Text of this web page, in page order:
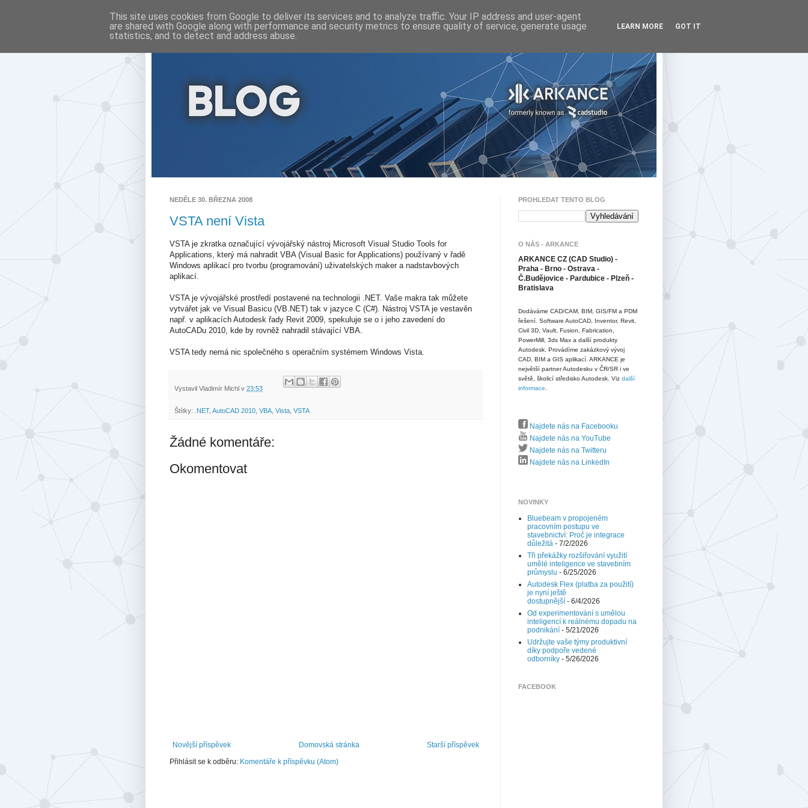
NEDĚLE 30. BŘEZNA 2008
VSTA není Vista
VSTA je zkratka označující vývojářský nástroj Microsoft Visual Studio Tools for
Applications, který má nahradit VBA (Visual Basic for Applications) používaný v řadě
Windows aplikací pro tvorbu (programování) uživatelských maker a nadstavbových
aplikací.
VSTA je vývojářské prostředí postavené na technologii .NET. Vaše makra tak můžete
vytvářet jak ve Visual Basicu (VB.NET) tak v jazyce C (C#). Nástroj VSTA je vestavěn
např. v aplikacích Autodesk řady Revit 2009, spekuluje se o i jeho zavedení do
AutoCADu 2010, kde by rovněž nahradil stávající VBA.
VSTA tedy nemá nic společného s operačním systémem Windows Vista.
Vystavil Vladimír Michl v 23:53
Štítky: .NET, AutoCAD 2010 VBA Vista VSTA
Žádné komentáře:
Okomentovat
Novější příspěvek Starší příspěvek
Domovská stránka
Přihlásit se k odběru: Komentáře k příspěvku (Atom)
PROHLEDAT TENTO BLOG
O NÁS - ARKANCE
ARKANCE CZ (CAD Studio) -
Praha - Brno - Ostrava -
Č.Budějovice - Pardubice - Plzeň -
Bratislava
Dodáváme CAD/CAM, BIM, GIS/FM a PDM
řešení. Software AutoCAD, Inventor, Revit,
Civil 3D, Vault, Fusion, Fabrication,
PowerMill, 3ds Max a další produkty
Autodesk. Provádíme zakázkový vývoj
CAD, BIM a GIS aplikací. ARKANCE je
největší partner Autodesku v ČR/SR i ve
světě, školicí středisko Autodesk. Viz další
informace
Najdete nás na Facebooku
Najdete nás na YouTube
Najdete nás na Twitteru
Najdete nás na LinkedIn
NOVINKY
Bluebeam v propojeném
pracovním postupu ve
stavebnictví: Proč je integrace
důležitá - 7/2/2026
Tři překážky rozšiřování využití
umělé inteligence ve stavebním
průmyslu - 6/25/2026
Autodesk Flex (platba za použití)
je nyní ještě
dostupnější - 6/4/2026
Od experimentování s umělou
inteligencí k reálnému dopadu na
podnikání - 5/21/2026
Udržujte vaše týmy produktivní
díky podpoře vedené
odborníky - 5/26/2026
FACEBOOK
This site uses cookies from Google to deliver its services and to analyze traffic. Your IP address and user-agent
are shared with Google along with performance and security metrics to ensure quality of service, generate usage
statistics, and to detect and address abuse.
LEARN MORE GOT IT